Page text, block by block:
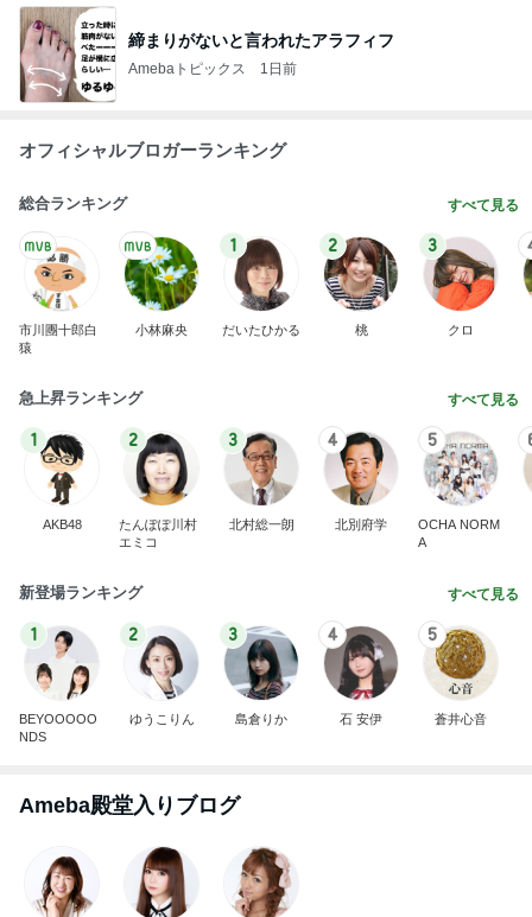
締まりがないと言われたアラフィフ
Amebaトピックス 1日前
オフィシャルブロガーランキング
総合ランキング すべて見る
市川團十郎白
猿
小林麻央
1
だいたひかる
2
桃
3
クロ
急上昇ランキング すべて見る
1
AKB48
2
たんぽぽ川村
エミコ
3
北村総一朗
4
北別府学
5
OCHA NORM
A
新登場ランキング すべて見る
1
BEYOOOOO
NDS
2
ゆうこりん
3
島倉りか
4
石 安伊
5
蒼井心音
Ameba殿堂入りブログ